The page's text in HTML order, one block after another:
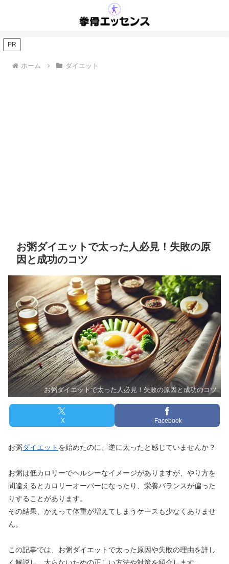
PR
ホーム ダイエット
お粥ダイエットで太った人必見！失敗の原
因と成功のコツ
お粥ダイエットで太った人必見！失敗の原因と成功のコツ
X Facebook
お粥ダイエット を始めたのに、逆に太ったと感じていませんか？
お粥は低カロリーでヘルシーなイメージがありますが、やり方を
間違えるとカロリーオーバーになったり、栄養バランスが偏った
りすることがあります。
その結果、かえって体重が増えてしまうケースも少なくありませ
ん。
この記事では、お粥ダイエットで太った原因や失敗の理由を詳し